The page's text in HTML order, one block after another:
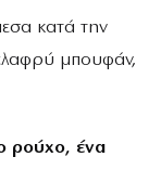
κατά την
μπουφάν,
ρούχο, ένα